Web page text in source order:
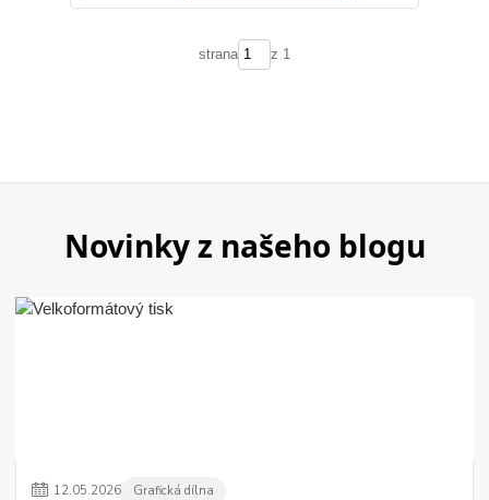
strana z 1
Novinky z našeho blogu
12.05.2026 Grafická dílna